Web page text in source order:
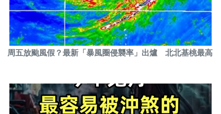
周五放颱風假？最新「暴風圈侵襲率」出爐 北北基桃最高